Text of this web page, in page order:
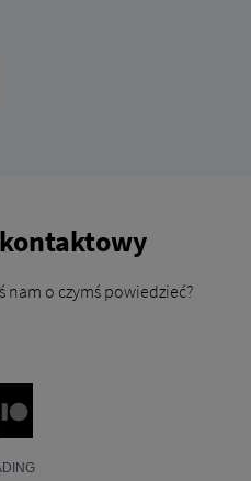
nam o czymś powiedzieć?